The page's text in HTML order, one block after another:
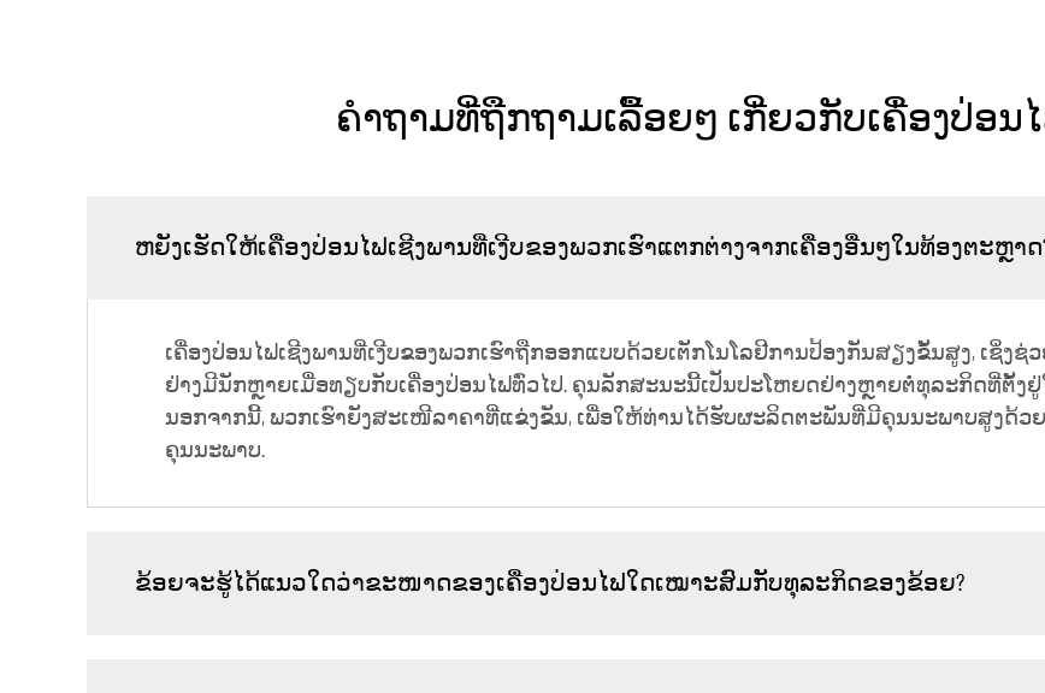
ຄຳຖາມທີ່ຖືກຖາມເລື້ອຍໆ ເກີ່ຍວກັບເຄື່ອງປ່ອນໄ
ຫຍັງເຮັດໃຫ້ເຄື່ອງປ່ອນໄຟເຊີງພານທີ່ເງີບຂອງພວກເຮົາແຕກຕ່າງຈາກເຄື່ອງອື່ນໆໃນທ້ອງຕະຫຼາດ
ເຄື່ອງປ່ອນໄຟເຊີງພານທີ່ເງີບຂອງພວກເຮົາຖືກອອກແບບດ້ວຍເຕັກໂນໂລຢີການປ້ອງກັນສຽງຂັ້ນສູງ, ເຊິ່ງ
ຢ່າງມີນັກຫຼາຍເມື່ອທຽບກັບເຄື່ອງປ່ອນໄຟທົ່ວໄປ. ຄຸນລັກສະນະນີ້ເປັນປະໂຫຍດຢ່າງຫຼາຍຕໍ່ທຸລະກິດທີ່ຕັ້ງ
ນອກຈາກນີ້, ພວກເຮົາຍັງສະເໜີລາຄາທີ່ແຂ່ງຂັນ, ເພື່ອໃຫ້ທ່ານໄດ້ຮັບຜະລິດຕະພັນທີ່ມີຄຸນນະພາບສູງດ້ວຍ
ຄຸນນະພາບ.
ຂ້ອຍຈະຮູ້ໄດ້ແນວໃດວ່າຂະໜາດຂອງເຄື່ອງປ່ອນໄຟໃດເໝາະສົມກັບທຸລະກິດຂອງຂ້ອຍ?